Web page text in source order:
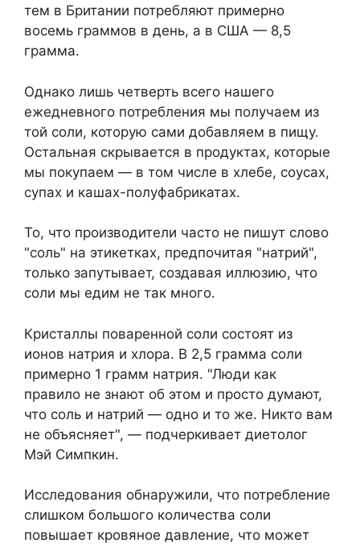
тем в Британии потребляют примерно
восемь граммов в день, а в США — 8,5
грамма.
Однако лишь четверть всего нашего
ежедневного потребления мы получаем из
той соли, которую сами добавляем в пищу.
Остальная скрывается в продуктах, которые
мы покупаем — в том числе в хлебе, соусах,
супах и кашах-полуфабрикатах.
То, что производители часто не пишут слово
"соль" на этикетках, предпочитая "натрий",
только запутывает, создавая иллюзию, что
соли мы едим не так много.
Кристаллы поваренной соли состоят из
ионов натрия и хлора. В 2,5 грамма соли
примерно 1 грамм натрия. "Люди как
правило не знают об этом и просто думают,
что соль и натрий — одно и то же. Никто вам
не объясняет", — подчеркивает диетолог
Мэй Симпкин.
Исследования обнаружили, что потребление
слишком большого количества соли
повышает кровяное давление, что может